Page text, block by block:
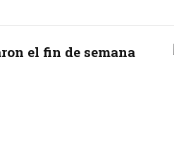
el fin de semana